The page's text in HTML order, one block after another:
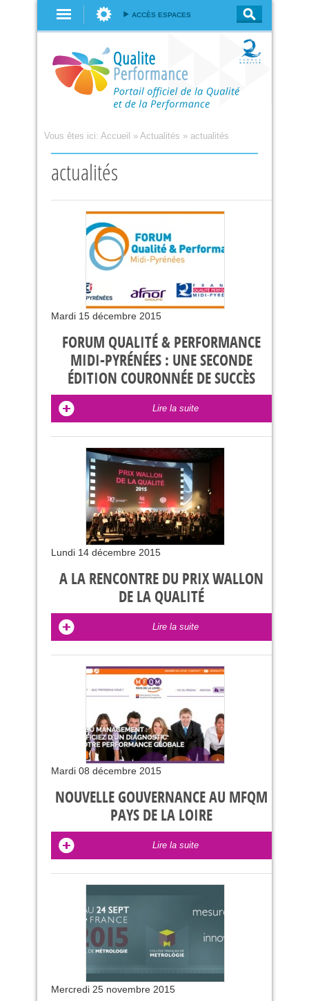
ACCÈS ESPACES
Vous êtes ici: Accueil » Actualités » actualités
actualités
Mardi 15 décembre 2015
FORUM QUALITÉ & PERFORMANCE
MIDI-PYRÉNÉES : UNE SECONDE
ÉDITION COURONNÉE DE SUCCÈS
Lire la suite
Lundi 14 décembre 2015
A LA RENCONTRE DU PRIX WALLON
DE LA QUALITÉ
Lire la suite
Mardi 08 décembre 2015
NOUVELLE GOUVERNANCE AU MFQM
PAYS DE LA LOIRE
Lire la suite
Mercredi 25 novembre 2015